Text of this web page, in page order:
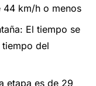
44 km/h o menos
El tiempo se
del
etapa es de 29